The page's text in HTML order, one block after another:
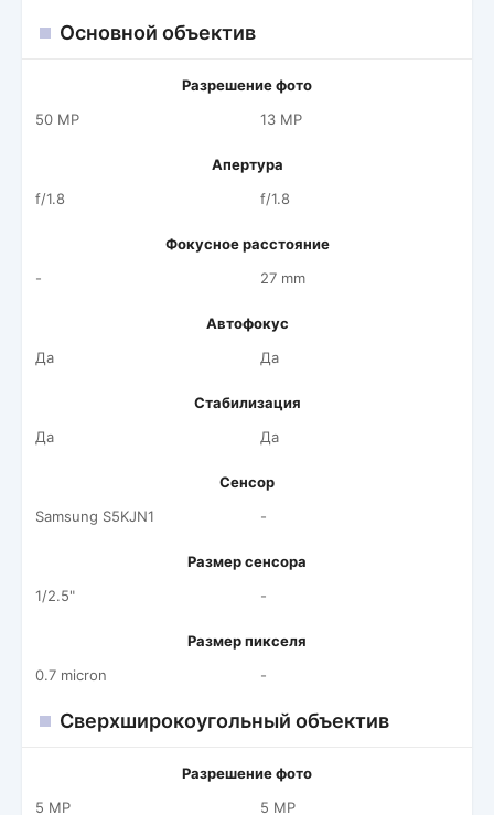
Основной объектив
Разрешение фото
50 MP
13 MP
Апертура
f/1.8
f/1.8
Фокусное расстояние
-
27 mm
Автофокус
Да
Да
Стабилизация
Да
Да
Сенсор
Samsung S5KJN1
-
Размер сенсора
1/2.5"
-
Размер пикселя
0.7 micron
-
Сверхширокоугольный объектив
Разрешение фото
5 MP
5 MP